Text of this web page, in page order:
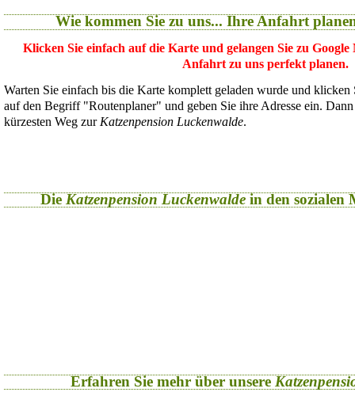
Wie kommen Sie zu uns... Ihre Anfahrt
Klicken Sie einfach auf die Karte und gelangen Sie zu
Anfahrt zu uns perfekt planen.
Warten Sie einfach bis die Karte komplett geladen wurde und
auf den Begriff "Routenplaner" und geben Sie ihre Adresse ein.
kürzesten Weg zur Katzenpension Luckenwalde.
Die Katzenpension Luckenwaldein den sozialen
Erfahren Sie mehr über unsere